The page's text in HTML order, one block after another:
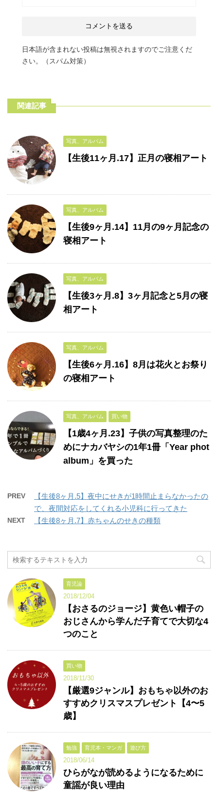
日本語が含まれない投稿は無視されますのでご注意くだ
さい。（スパム対策）
関連記事
写真、アルバム
【生後11ヶ月.17】正月の寝相アート
写真、アルバム
【生後9ヶ月.14】11月の9ヶ月記念の
寝相アート
写真、アルバム
【生後3ヶ月.8】3ヶ月記念と5月の寝
相アート
写真、アルバム
【生後6ヶ月.16】8月は花火とお祭り
の寝相アート
写真、アルバム 買い物
【1歳4ヶ月.23】子供の写真整理のた
めにナカバヤシの1年1冊「Year phot
album」を買った
PREV
【生後8ヶ月.5】夜中にせきが1時間止まらなかったの
で、夜間対応をしてくれる小児科に行ってきた
NEXT 【生後8ヶ月.7】赤ちゃんのせきの種類
育児論
2018/12/04
【おさるのジョージ】黄色い帽子の
おじさんから学んだ子育てで大切な4
つのこと
買い物
2018/11/30
【厳選9ジャンル】おもちゃ以外のお
すすめクリスマスプレゼント【4〜5
歳】
勉強 育児本・マンガ 遊び方
2018/06/14
ひらがなが読めるようになるために
童謡が良い理由